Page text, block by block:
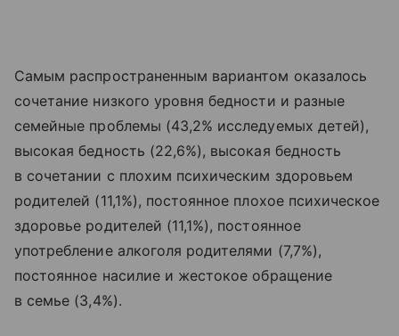
Самым распространенным вариантом оказалось
сочетание низкого уровня бедности и разные
семейные проблемы (43,2% исследуемых детей),
высокая бедность (22,6%), высокая бедность
в сочетании с плохим психическим здоровьем
родителей (11,1%), постоянное плохое психическое
здоровье родителей (11,1%), постоянное
употребление алкоголя родителями (7,7%),
постоянное насилие и жестокое обращение
в семье (3,4%).